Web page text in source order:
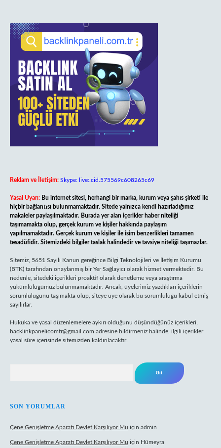
Reklam ve İletişim: Skype: live:.cid.575569c608265c69
Yasal Uyarı: Bu internet sitesi, herhangi bir marka, kurum veya şahıs şirketi ile
hiçbir bağlantısı bulunmamaktadır. Sitede yalnızca kendi hazırladığımız
makaleler paylaşılmaktadır. Burada yer alan içerikler haber niteliği
taşımamakta olup, gerçek kurum ve kişiler hakkında paylaşım
yapılmamaktadır. Gerçek kurum ve kişiler ile isim benzerlikleri tamamen
tesadüfidir. Sitemizdeki bilgiler taslak halindedir ve tavsiye niteliği taşımazlar.
Sitemiz, 5651 Sayılı Kanun gereğince Bilgi Teknolojileri ve İletişim Kurumu
(BTK) tarafından onaylanmış bir Yer Sağlayıcı olarak hizmet vermektedir. Bu
nedenle, sitedeki içerikleri proaktif olarak denetleme veya araştırma
yükümlülüğümüz bulunmamaktadır. Ancak, üyelerimiz yazdıkları içeriklerin
sorumluluğunu taşımakta olup, siteye üye olarak bu sorumluluğu kabul etmiş
sayılırlar.
Hukuka ve yasal düzenlemelere aykırı olduğunu düşündüğünüz içerikleri,
backlinkpanelicomtr@gmail.com adresine bildirmeniz halinde, ilgili içerikler
yasal süre içerisinde sitemizden kaldırılacaktır.
SON YORUMLAR
Çene Genişletme Aparatı Devlet Karşılıyor Mu için admin
Çene Genişletme Aparatı Devlet Karşılıyor Mu için Hümeyra